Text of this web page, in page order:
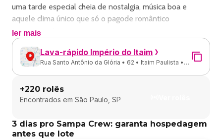
uma tarde especial cheia de nostalgia, música boa e
aquele clima único que só o pagode romântico
proporciona!
Além da atração principal, o evento conta com:
• DJ Will
• Papel Principal
Teremos narguilé no local
Rua Santo Antônio da Glória, 62 — Itaim Paulista
Domingo às 14h
ler mais
Lava-rápido Império do Itaim
Rua Santo Antônio da Glória • 62 • Itaim Paulista •
+220 rolês
Encontrados em São Paulo, SP
3 dias pro Sampa Crew: garanta hospedagem
antes que lote